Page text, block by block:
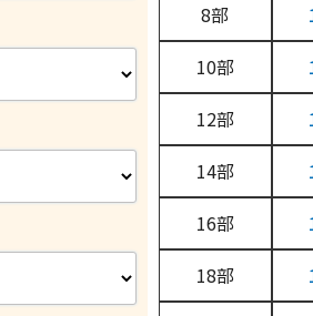
8
10
12
14
16
18